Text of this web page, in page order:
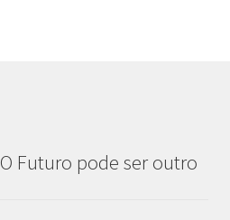
O Futuro pode ser outro